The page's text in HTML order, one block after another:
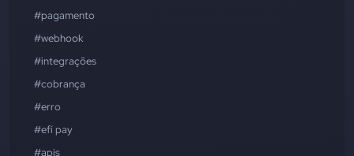
#pagamento
#webhook
#integrações
#cobrança
#erro
#efí pay
#apis